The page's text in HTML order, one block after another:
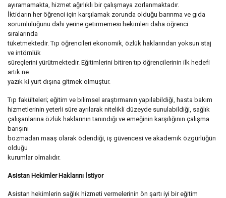
ayıramamakta, hizmet ağırlıklı bir çalışmaya zorlanmaktadır.
İktidarın her öğrenci için karşılamak zorunda olduğu barınma ve gıda
sorumluluğunu dahi yerine getirmemesi hekimleri daha öğrenci
sıralarında
tüketmektedir. Tıp öğrencileri ekonomik, özlük haklarından yoksun staj
ve intörnlük
süreçlerini yürütmektedir. Eğitimlerini bitiren tıp öğrencilerinin ilk hedefi
artık ne
yazık ki yurt dışına gitmek olmuştur.
Tıp fakülteleri; eğitim ve bilimsel araştırmanın yapılabildiği, hasta bakım
hizmetlerinin yeterli süre ayrılarak nitelikli düzeyde sunulabildiği, sağlık
çalışanlarına özlük haklarının tanındığı ve emeğinin karşılığının çalışma
barışını
bozmadan maaş olarak ödendiği, iş güvencesi ve akademik özgürlüğün
olduğu
kurumlar olmalıdır.
Asistan Hekimler Haklarını İstiyor
Asistan hekimlerin sağlık hizmeti vermelerinin ön şartı iyi bir eğitim